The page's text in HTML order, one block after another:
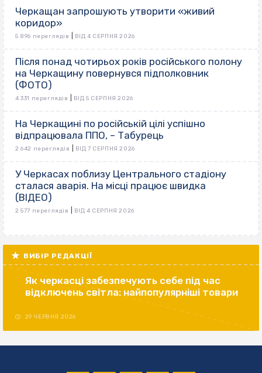
Черкащан запрошують утворити «живий
коридор»
5 896 переглядів ВІД 4 СЕРПНЯ 2026
Після понад чотирьох років російського полону
на Черкащину повернувся підполковник
(ФОТО)
4 331 переглядів ВІД 5 СЕРПНЯ 2026
На Черкащині по російській цілі успішно
відпрацювала ППО, – Табурець
2 642 переглядів ВІД 7 СЕРПНЯ 2026
У Черкасах поблизу Центрального стадіону
сталася аварія. На місці працює швидка
(ВІДЕО)
2 577 переглядів ВІД 4 СЕРПНЯ 2026
ВИБІР РЕДАКЦІЇ
Як черкасці забезпечують себе під час
відключень світла: найпопулярніші товари
29 ЧЕРВНЯ 2026